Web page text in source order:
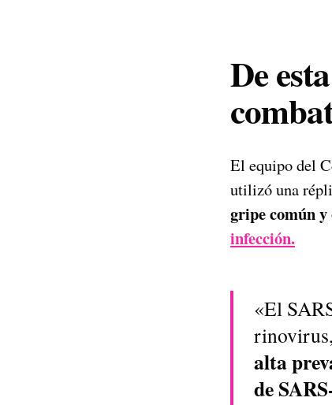
De
El equipo del
utilizó una
gripe común
infección.
«El
alta
de